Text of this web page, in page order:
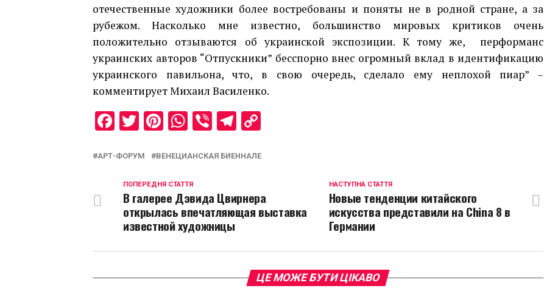
отечественные художники более востребованы и поняты не в родной стране, а за
рубежом. Насколько мне известно, большинство мировых критиков очень
положительно отзываются об украинской экспозиции. К тому же, перформанс
украинских авторов “Отпускники” бесспорно внес огромный вклад в идентификацию
украинского павильона, что, в свою очередь, сделало ему неплохой пиар” –
комментирует Михаил Василенко.
Facebook
Twitter
Pinterest
WhatsApp
ViberTelegram
АРТ-ФОРУМ ВЕНЕЦИАНСКАЯ БИЕННАЛЕ
НАСТУПНА СТАТТЯ
Новые тенденции китайского
искусства представили на China 8 в
Германии
ПОПЕРЕДНЯ СТАТТЯ
В галерее Дэвида Цвирнера
открылась впечатляющая выставка
известной художницы
ЦЕ МОЖЕ БУТИ ЦІКАВО